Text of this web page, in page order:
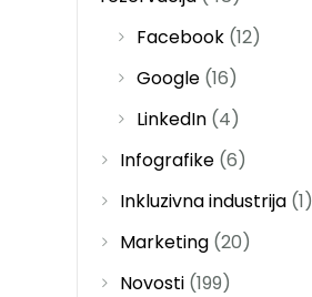
Facebook(12)
Google(16)
LinkedIn(4)
Infografike(6)
Inkluzivna industrija(1)
Marketing(20)
Novosti(199)